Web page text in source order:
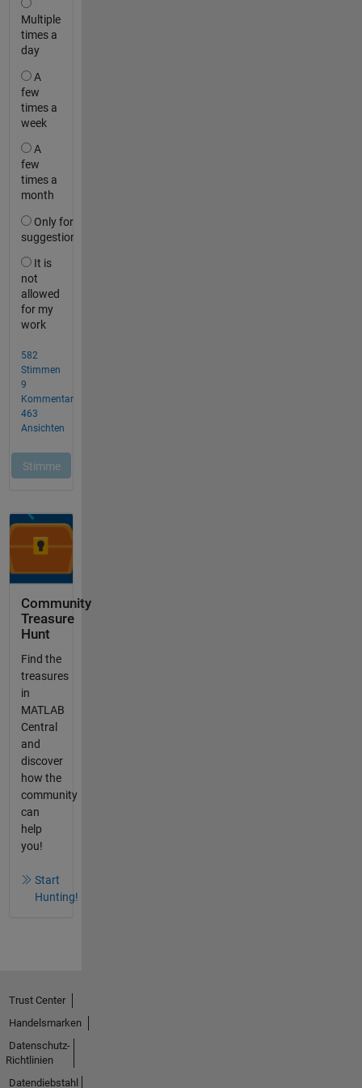
Community
Treasure
Hunt
Find the
treasures
in
MATLAB
Central
and
discover
how the
community
can
help
you!
Start
Hunting!
Trust Center
Handelsmarken
Datenschutz-
Richtlinien
Datendiebstahl